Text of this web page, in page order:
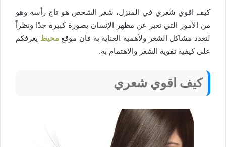
كيف اقوي شعري في المنزل، شعر الشخص هو تاج رأسه وهو
من الأمور التي تعبر عن مظهر الإنسان بصورة كبيرة جدًا ونظراً
لتعدد مشاكل الشعر ولأهمية العنايه به فان موقعمحيط يعرفكم
على كيفية تقوية الشعر والاهتمام به.
كيف اقوي شعري